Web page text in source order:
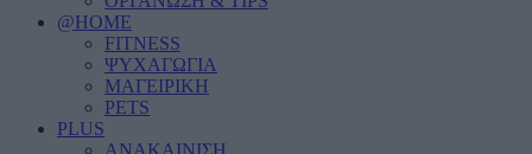
@HOME
FITNESS
ΨΥΧΑΓΩΓΙΑ
ΜΑΓΕΙΡΙΚΗ
PETS
PLUS
ΑΝΑΚΑΙΝΙΣΗ